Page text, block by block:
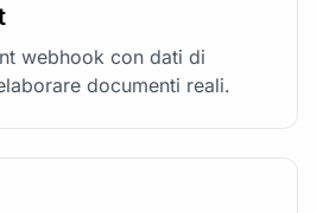
webhook con dati di
documenti reali.